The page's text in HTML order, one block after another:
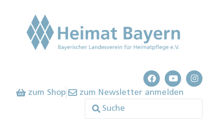
zum Shop zum Newsletter anmelden